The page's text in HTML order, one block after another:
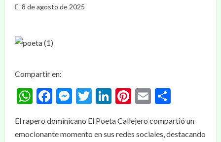
8 de agosto de 2025
Compartir en:
WhatsApp
Facebook
Messenger
Twitter
LinkedIn
Pinterest
Email
El rapero dominicano El Poeta Callejero compartió un
emocionante momento en sus redes sociales, destacando